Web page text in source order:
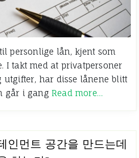
personlige lån, kjent som
I takt med at privatpersoner
utgifter, har disse lånene blitt
går i gang Read more…
인먼트 공간을 만드는데